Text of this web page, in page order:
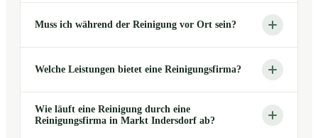
Muss ich während der Reinigung vor Ort sein?
Welche Leistungen bietet eine Reinigungsfirma?
Wie läuft eine Reinigung durch eine
Reinigungsfirma in Markt Indersdorf ab?